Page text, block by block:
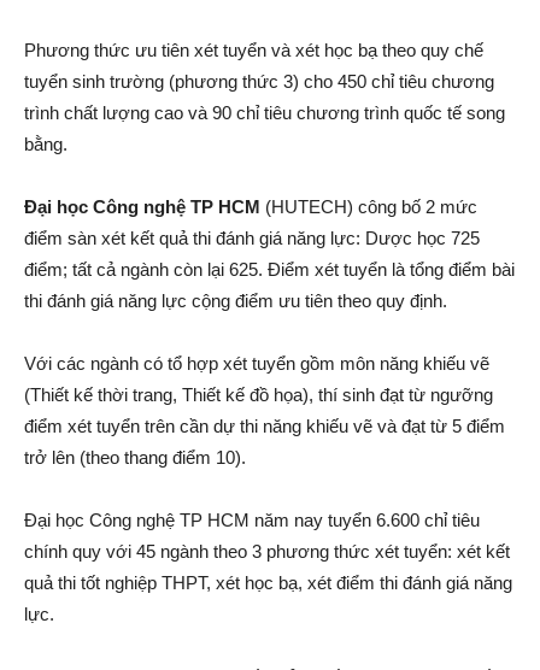
Phương thức ưu tiên xét tuyển và xét học bạ theo quy chế
tuyển sinh trường (phương thức 3) cho 450 chỉ tiêu chương
trình chất lượng cao và 90 chỉ tiêu chương trình quốc tế song
bằng.
Đại học Công nghệ TP HCM (HUTECH) công bố 2 mức
điểm sàn xét kết quả thi đánh giá năng lực: Dược học 725
điểm; tất cả ngành còn lại 625. Điểm xét tuyển là tổng điểm bài
thi đánh giá năng lực cộng điểm ưu tiên theo quy định.
Với các ngành có tổ hợp xét tuyển gồm môn năng khiếu vẽ
(Thiết kế thời trang, Thiết kế đồ họa), thí sinh đạt từ ngưỡng
điểm xét tuyển trên cần dự thi năng khiếu vẽ và đạt từ 5 điểm
trở lên (theo thang điểm 10).
Đại học Công nghệ TP HCM năm nay tuyển 6.600 chỉ tiêu
chính quy với 45 ngành theo 3 phương thức xét tuyển: xét kết
quả thi tốt nghiệp THPT, xét học bạ, xét điểm thi đánh giá năng
lực.